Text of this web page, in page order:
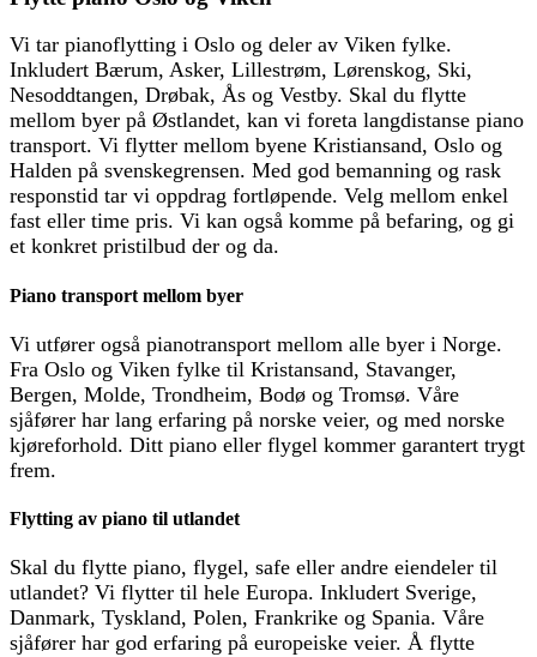
Vi tar pianoflytting i Oslo og deler av Viken fylke.
Inkludert Bærum, Asker, Lillestrøm, Lørenskog, Ski,
Nesoddtangen, Drøbak, Ås og Vestby. Skal du flytte
mellom byer på Østlandet, kan vi foreta langdistanse piano
transport. Vi flytter mellom byene Kristiansand, Oslo og
Halden på svenskegrensen. Med god bemanning og rask
responstid tar vi oppdrag fortløpende. Velg mellom enkel
fast eller time pris. Vi kan også komme på befaring, og gi
et konkret pristilbud der og da.
Piano transport mellom byer
Vi utfører også pianotransport mellom alle byer i Norge.
Fra Oslo og Viken fylke til Kristansand, Stavanger,
Bergen, Molde, Trondheim, Bodø og Tromsø. Våre
sjåfører har lang erfaring på norske veier, og med norske
kjøreforhold. Ditt piano eller flygel kommer garantert trygt
frem.
Flytting av piano til utlandet
Skal du flytte piano, flygel, safe eller andre eiendeler til
utlandet? Vi flytter til hele Europa. Inkludert Sverige,
Danmark, Tyskland, Polen, Frankrike og Spania. Våre
sjåfører har god erfaring på europeiske veier. Å flytte